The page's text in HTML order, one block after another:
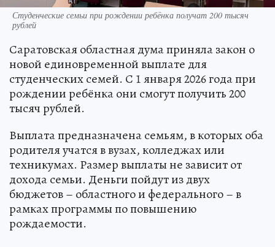
Студенческие семьи при рождении ребёнка получат 200 тысяч
рублей
Саратовская областная дума приняла закон о
новой единовременной выплате для
студенческих семей. С 1 января 2026 года при
рождении ребёнка они смогут получить 200
тысяч рублей.
Выплата предназначена семьям, в которых оба
родителя учатся в вузах, колледжах или
техникумах. Размер выплаты не зависит от
дохода семьи. Деньги пойдут из двух
бюджетов – областного и федерального – в
рамках программы по повышению
рождаемости.